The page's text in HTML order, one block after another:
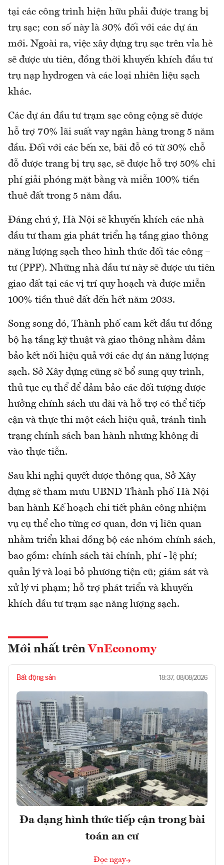
tại các công trình hiện hữu phải được trang bị
trụ sạc; con số này là 30% đối với các dự án
mới. Ngoài ra, việc xây dựng trụ sạc trên vỉa hè
sẽ được ưu tiên, đồng thời khuyến khích đầu tư
trụ nạp hydrogen và các loại nhiên liệu sạch
khác.
Các dự án đầu tư trạm sạc công cộng sẽ được
hỗ trợ 70% lãi suất vay ngân hàng trong 5 năm
đầu. Đối với các bến xe, bãi đỗ có từ 30% chỗ
đỗ được trang bị trụ sạc, sẽ được hỗ trợ 50% chi
phí giải phóng mặt bằng và miễn 100% tiền
thuê đất trong 5 năm đầu.
Đáng chú ý, Hà Nội sẽ khuyến khích các nhà
đầu tư tham gia phát triển hạ tầng giao thông
năng lượng sạch theo hình thức đối tác công –
tư (PPP). Những nhà đầu tư này sẽ được ưu tiên
giao đất tại các vị trí quy hoạch và được miễn
100% tiền thuê đất đến hết năm 2033.
Song song đó, Thành phố cam kết đầu tư đồng
bộ hạ tầng kỹ thuật và giao thông nhằm đảm
bảo kết nối hiệu quả với các dự án năng lượng
sạch. Sở Xây dựng cũng sẽ bổ sung quy trình,
thủ tục cụ thể để đảm bảo các đối tượng được
hưởng chính sách ưu đãi và hỗ trợ có thể tiếp
cận và thực thi một cách hiệu quả, tránh tình
trạng chính sách ban hành nhưng không đi
vào thực tiễn.
Sau khi nghị quyết được thông qua, Sở Xây
dựng sẽ tham mưu UBND Thành phố Hà Nội
ban hành Kế hoạch chi tiết phân công nhiệm
vụ cụ thể cho từng cơ quan, đơn vị liên quan
nhằm triển khai đồng bộ các nhóm chính sách,
bao gồm: chính sách tài chính, phí - lệ phí;
quản lý và loại bỏ phương tiện cũ; giám sát và
xử lý vi phạm; hỗ trợ phát triển và khuyến
khích đầu tư trạm sạc năng lượng sạch.
Mới nhất trên VnEconomy
Bất động sản 18:37, 08/08/2026
Đa dạng hình thức tiếp cận trong bài
toán an cư
Đọc ngay